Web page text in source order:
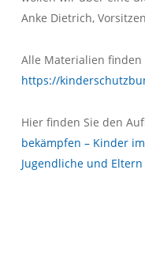
Anke Dietrich,
Alle Materialien finden
https://
Hier finden Sie den
bekämpfen – Kinder
Jugendliche und Eltern